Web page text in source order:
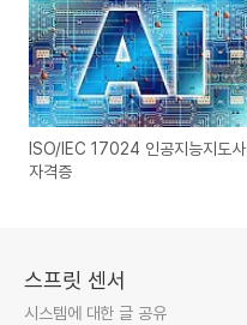
ISO/IEC 17024 인공지능지도사
자격증
스프릿 센서
시스템에 대한 글 공유